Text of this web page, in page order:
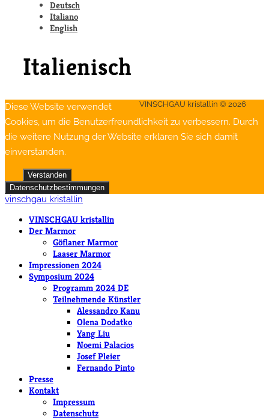
Deutsch
Italiano
English
Italienisch
VINSCHGAU kristallin © 2026
Diese Website verwendet
Cookies, um die Benutzerfreundlichkeit zu verbessern. Durch
die weitere Nutzung der Website erklären Sie sich damit
einverstanden.
Verstanden
Datenschutzbestimmungen
vinschgau kristallin
VINSCHGAU kristallin
Der Marmor
Göflaner Marmor
Laaser Marmor
Impressionen 2024
Symposium 2024
Programm 2024 DE
Teilnehmende Künstler
Alessandro Kanu
Olena Dodatko
Yang Liu
Noemi Palacios
Josef Pleier
Fernando Pinto
Presse
Kontakt
Impressum
Datenschutz